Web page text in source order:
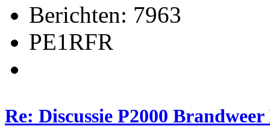
Berichten: 7963
PE1RFR
Re: Discussie P2000